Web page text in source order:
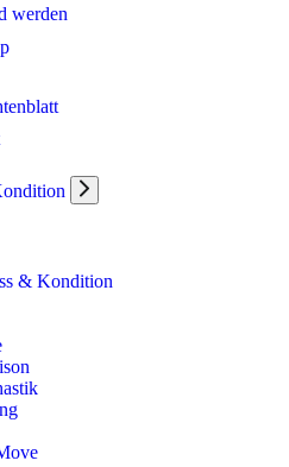
werden
& Kondition